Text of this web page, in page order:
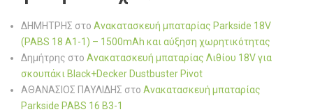
ΔΗΜΗΤΡΗΣ στο Ανακατασκευή μπαταρίας Parkside 18V
(PABS 18 A1-1) – 1500mAh και αύξηση χωρητικότητας
Δημήτρης στο Ανακατασκευή μπαταρίας Λιθίου 18V για
σκουπάκι Black+Decker Dustbuster Pivot
ΑΘΑΝΑΣΙΟΣ ΠΑΥΛΙΔΗΣ στο Ανακατασκευή μπαταρίας
Parkside PABS 16 B3-1